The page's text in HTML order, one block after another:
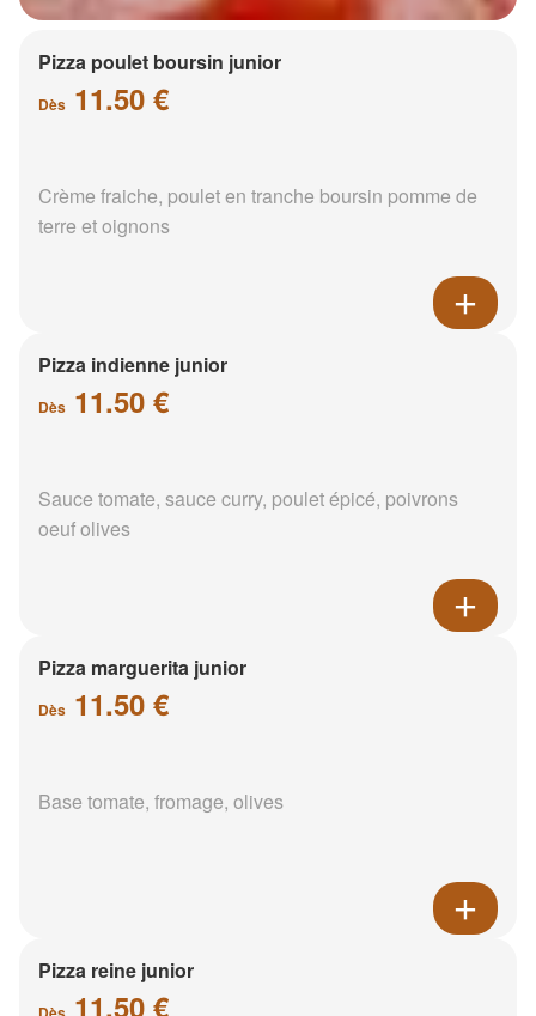
Pizza poulet boursin junior
Dès 11.50 €
Crème fraiche, poulet en tranche boursin pomme de
terre et oignons
Pizza indienne junior
Dès 11.50 €
Sauce tomate, sauce curry, poulet épicé, poivrons
oeuf olives
Pizza marguerita junior
Dès 11.50 €
Base tomate, fromage, olives
Pizza reine junior
11.50 €